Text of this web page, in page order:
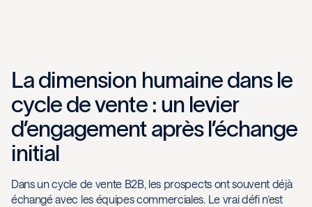
La dimension humaine dans le
cycle de vente : un levier
d’engagement après l’échange
initial
Dans un cycle de vente B2B, les prospects ont souvent déjà
échangé avec les équipes commerciales. Le vrai défi n’est